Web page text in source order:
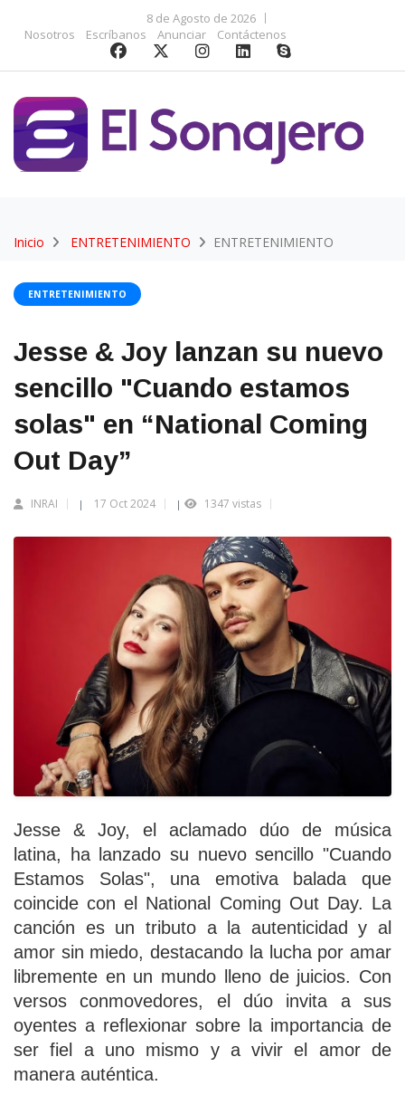
8 de Agosto de 2026
Nosotros
Escríbanos Anunciar Contáctenos
Inicio ENTRETENIMIENTO ENTRETENIMIENTO
ENTRETENIMIENTO
Jesse & Joy lanzan su nuevo
sencillo "Cuando estamos
solas" en “National Coming
Out Day”
INRAI | 17 Oct 2024 | 1347 vistas
Jesse & Joy, el aclamado dúo de música
latina, ha lanzado su nuevo sencillo "Cuando
Estamos Solas", una emotiva balada que
coincide con el National Coming Out Day. La
canción es un tributo a la autenticidad y al
amor sin miedo, destacando la lucha por amar
libremente en un mundo lleno de juicios. Con
versos conmovedores, el dúo invita a sus
oyentes a reflexionar sobre la importancia de
ser fiel a uno mismo y a vivir el amor de
manera auténtica.